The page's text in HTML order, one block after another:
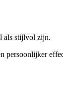
als stijlvol zijn.
persoonlijker